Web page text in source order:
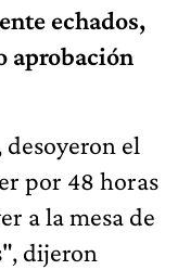
echados,
aprobación
el
por 48 horas
a la mesa de
dijeron